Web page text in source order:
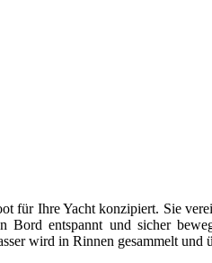
für Ihre Yacht konzipiert. Sie
Bord entspannt und sicher
wird in Rinnen gesammelt